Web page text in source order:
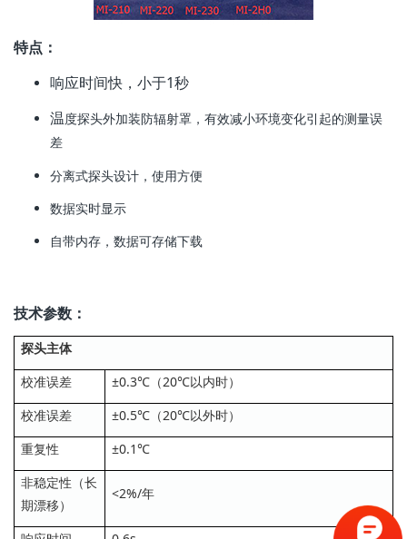
特点：
响应时间快，小于1秒
温度探头外加装防辐射罩，有效减小环境变化引起的测量误
差
分离式探头设计，使用方便
数据实时显示
自带内存，数据可存储下载
技术参数：
探头主体
校准误差
±0.3℃（20℃以内时）
校准误差
±0.5℃（20℃以外时）
重复性
±0.1℃
非稳定性（长
期漂移）
<2%/年